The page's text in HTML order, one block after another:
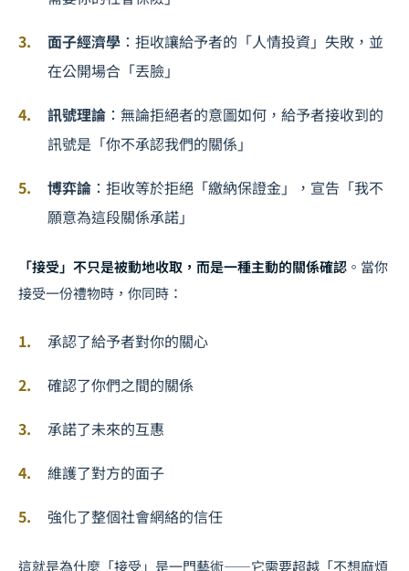
面子經濟學 ：拒收讓給予者的「人情投資」失敗，並
在公開場合「丟臉」
訊號理論 ：無論拒絕者的意圖如何，給予者接收到的
訊號是「你不承認我們的關係」
博弈論 ：拒收等於拒絕「繳納保證金」，宣告「我不
願意為這段關係承諾」
「接受」不只是被動地收取，而是一種主動的關係確認 。當你
接受一份禮物時，你同時：
承認了給予者對你的關心
確認了你們之間的關係
承諾了未來的互惠
維護了對方的面子
強化了整個社會網絡的信任
這就是為什麼「接受」是一門藝術——它需要超越「不想麻煩